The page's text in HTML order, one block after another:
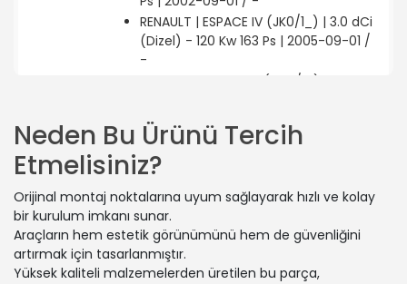
RENAULT | ESPACE IV (JK0/1_) | 3.0 dCi
(Dizel) - 120 Kw 163 Ps | 2005-09-01 /
-
RENAULT | LAGUNA II (BG0/1_) | 2.0 16V
120 Kw 163 Ps | 2003-01-01 / 2005-03-
01
RENAULT | LAGUNA II (BG0/1_) | 1.9 dCi
(BG1A, BG1V) (Dizel) - 96 Kw 130 Ps |
2005-05-01 / 2007-08-01
RENAULT | LAGUNA II Grandtour
(KG0/1_) | 2.2 dCi (KG09) (Dizel) - 85
Kw 116 Ps | 2004-04-01 / 2005-10-01
RENAULT | TRAFIC II Platform şasi (EL) |
Neden Bu Ürünü Tercih
Etmelisiniz?
Orijinal montaj noktalarına uyum sağlayarak hızlı ve kolay
bir kurulum imkanı sunar.
Araçların hem estetik görünümünü hem de güvenliğini
artırmak için tasarlanmıştır.
Yüksek kaliteli malzemelerden üretilen bu parça,